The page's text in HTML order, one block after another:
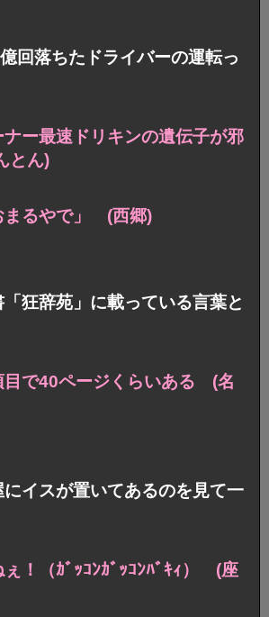
回落ちたドライバーの運転っ
ー最速 ドリキンの遺伝子が邪
とん)
まるやで」 (西郷)
狂辞苑」に載っている言葉と
目で40ページくらいある (名
イスが置いてあるのを見て一
ぇ！（ｶﾞｯｺﾝｶﾞｯｺﾝﾊﾞｷｨ） (座